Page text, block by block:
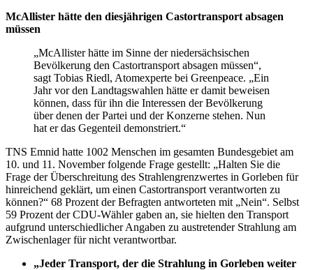
McAllister hätte den diesjährigen Castortransport absagen
müssen
„McAllister hätte im Sinne der niedersächsischen
Bevölkerung den Castortransport absagen müssen“,
sagt Tobias Riedl, Atomexperte bei Greenpeace. „Ein
Jahr vor den Landtagswahlen hätte er damit beweisen
können, dass für ihn die Interessen der Bevölkerung
über denen der Partei und der Konzerne stehen. Nun
hat er das Gegenteil demonstriert.“
TNS Emnid hatte 1002 Menschen im gesamten Bundesgebiet am
10. und 11. November folgende Frage gestellt: „Halten Sie die
Frage der Überschreitung des Strahlengrenzwertes in Gorleben für
hinreichend geklärt, um einen Castortransport verantworten zu
können?“ 68 Prozent der Befragten antworteten mit „Nein“. Selbst
59 Prozent der CDU-Wähler gaben an, sie hielten den Transport
aufgrund unterschiedlicher Angaben zu austretender Strahlung am
Zwischenlager für nicht verantwortbar.
„Jeder Transport, der die Strahlung in Gorleben weiter